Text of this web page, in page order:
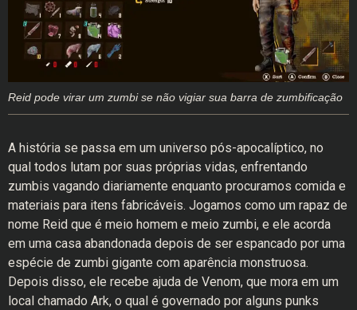
Reid pode virar um zumbi se não vigiar sua barra de zumbificação
A história se passa em um universo pós-apocalíptico, no
qual todos lutam por suas próprias vidas, enfrentando
zumbis vagando diariamente enquanto procuramos comida e
materiais para itens fabricáveis. Jogamos como um rapaz de
nome Reid que é meio homem e meio zumbi, e ele acorda
em uma casa abandonada depois de ser espancado por uma
espécie de zumbi gigante com aparência monstruosa.
Depois disso, ele recebe ajuda de Venom, que mora em um
local chamado Ark, o qual é governado por alguns punks